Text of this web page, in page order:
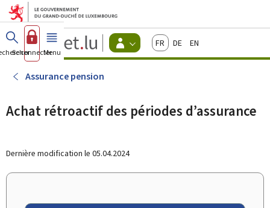
Aller au menu principal
Aller au contenu
Guichet.lu
Changer
d'espace
actif
FrançaisDeutschEnglish
Se connecterMenu principal
Assurance pension
Achat rétroactif des périodes d’assurance
Dernière modification le 05.04.2024